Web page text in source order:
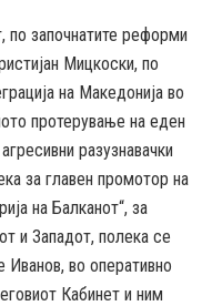
започнатите реформи
Мицкоски, по
на Македонија во
протерување на еден
разузнавачки
за главен промотор на
на Балканот“, за
и Западот, полека се
Иванов, во оперативно
Кабинет и ним